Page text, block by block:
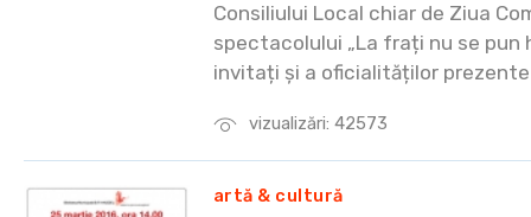
vizualizări: 42573
Consiliului Local chiar de Ziua
spectacolului „La frați nu se pun
invitați și a oficialităților
artă & cultură